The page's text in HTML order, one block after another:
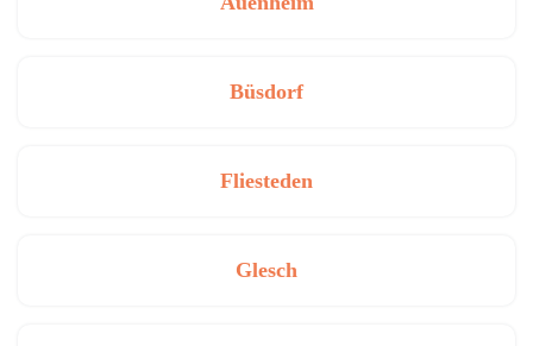
Büsdorf
Fliesteden
Glesch